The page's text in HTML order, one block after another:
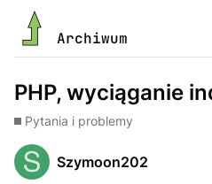
Archiwum
PHP, wyciąganie
Pytania i problemy
Szymoon202